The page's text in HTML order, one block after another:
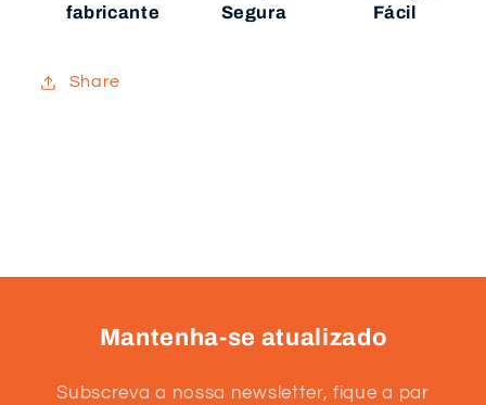
fabricante
Segura
Fácil
Share
Mantenha-se atualizado
Subscreva a nossa newsletter, fique a par